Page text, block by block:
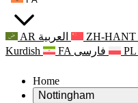
AR العربية ZH-HANT
Kurdish
FA فارسی PL
Home
Nottingham